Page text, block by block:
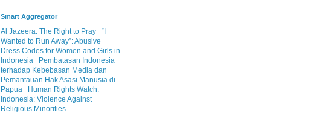
Smart Aggregator
Al Jazeera: The Right to Pray
“I
Wanted to Run Away”: Abusive
Dress Codes for Women and Girls in
Indonesia
Pembatasan Indonesia
terhadap Kebebasan Media dan
Pemantauan Hak Asasi Manusia di
Papua
Human Rights Watch:
Indonesia: Violence Against
Religious Minorities